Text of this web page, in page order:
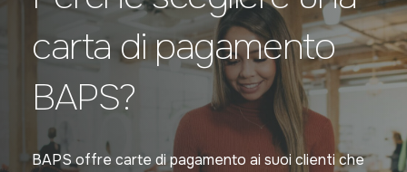
carta di pagamento
BAPS?
BAPS offre carte di pagamento ai suoi clienti che